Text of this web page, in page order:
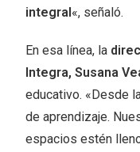
integral«, señaló.
En esa línea, la
Integra, Susana
educativo. «Desde
de aprendizaje.
espacios estén